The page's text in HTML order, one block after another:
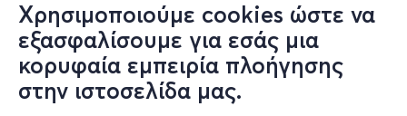
Χρησιμοποιούμε cookies ώστε να
εξασφαλίσουμε για εσάς μια
κορυφαία εμπειρία πλοήγησης
στην ιστοσελίδα μας.